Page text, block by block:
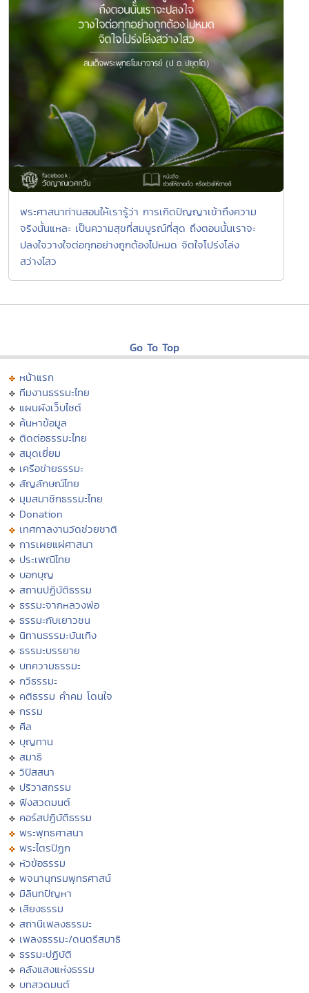
พระศาสนาท่านสอนให้เรารู้ว่า การเกิดปัญญาเข้าถึงความ
จริงนั้นแหละ เป็นความสุขที่สมบูรณ์ที่สุด ถึงตอนนั้นเราจะ
ปลงใจวางใจต่อทุกอย่างถูกต้องไปหมด จิตใจโปร่งโล่ง
สว่างไสว
Go To Top
หน้าแรก
ทีมงานธรรมะไทย
แผนผังเว็บไซต์
ค้นหาข้อมูล
ติดต่อธรรมะไทย
สมุดเยี่ยม
เครือข่ายธรรมะ
สัญลักษณ์ไทย
มุมสมาชิกธรรมะไทย
Donation
เทศกาลงานวัดช่วยชาติ
การเผยแผ่ศาสนา
ประเพณีไทย
บอกบุญ
สถานปฏิบัติธรรม
ธรรมะจากหลวงพ่อ
ธรรมะกับเยาวชน
นิทานธรรมะบันเทิง
ธรรมะบรรยาย
บทความธรรมะ
กวีธรรมะ
คติธรรม คำคม โดนใจ
กรรม
ศีล
บุญทาน
สมาธิ
วิปัสสนา
ปริวาสกรรม
ฟังสวดมนต์
คอร์สปฏิบัติธรรม
พระพุทธศาสนา
พระไตรปิฏก
หัวข้อธรรม
พจนานุกรมพุทธศาสน์
มิลินทปัญหา
เสียงธรรม
สถานีเพลงธรรมะ
เพลงธรรมะ/ดนตรีสมาธิ
ธรรมะปฏิบัติ
คลังแสงแห่งธรรม
บทสวดมนต์